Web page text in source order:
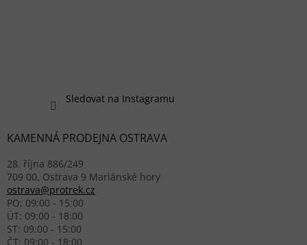
Sledovat na Instagramu
KAMENNÁ PRODEJNA OSTRAVA
28. října 886/249
709 00, Ostrava 9 Mariánské hory
ostrava@protrek.cz
PO: 09:00 - 15:00
ÚT: 09:00 - 18:00
ST: 09:00 - 15:00
ČT: 09:00 - 18:00